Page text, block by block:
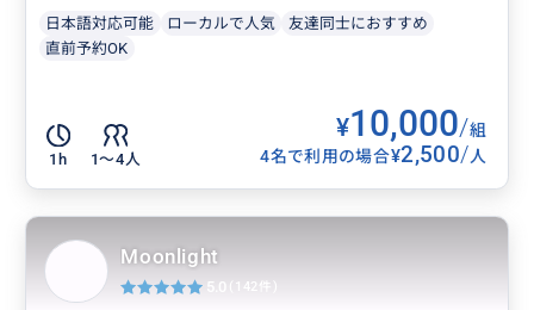
日本語対応可能 ローカルで人気
友達同士におすすめ
直前予約OK
1h 1〜4人
¥10,000/組
4名で利用の場合¥2,500/人
Moonlight
5.0 (142件)